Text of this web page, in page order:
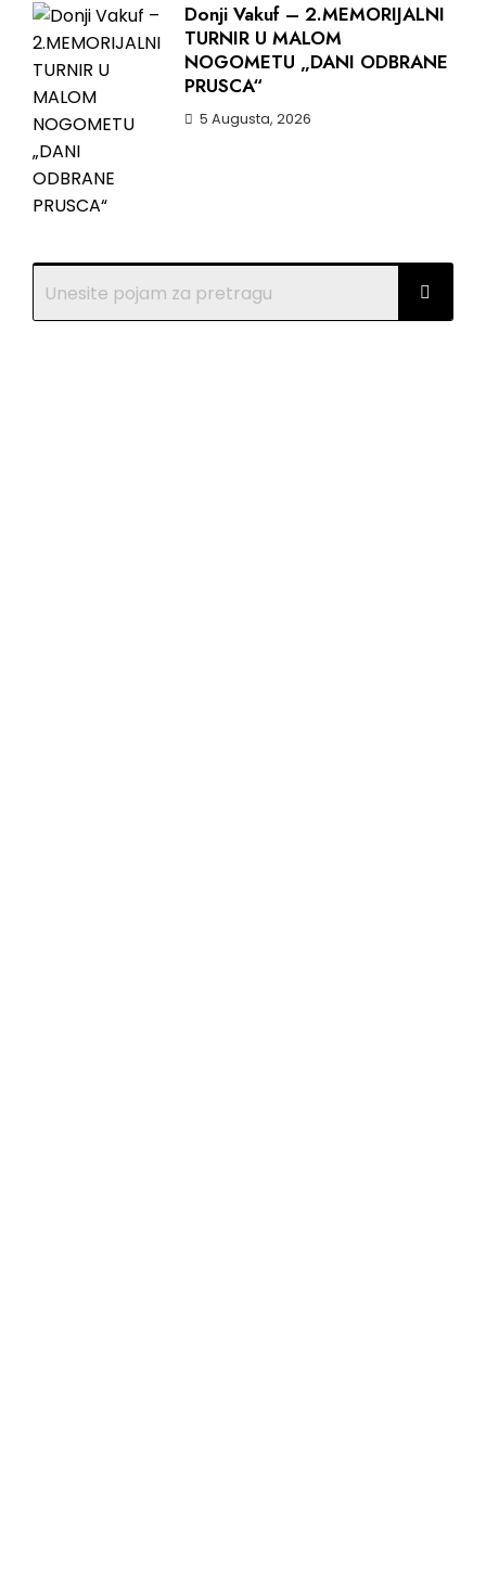
Donji Vakuf – 2.MEMORIJALNI
TURNIR U MALOM
NOGOMETU „DANI ODBRANE
PRUSCA“
5 Augusta, 2026